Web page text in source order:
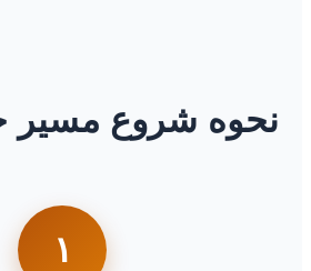
نحوه شروع مسیر
۱